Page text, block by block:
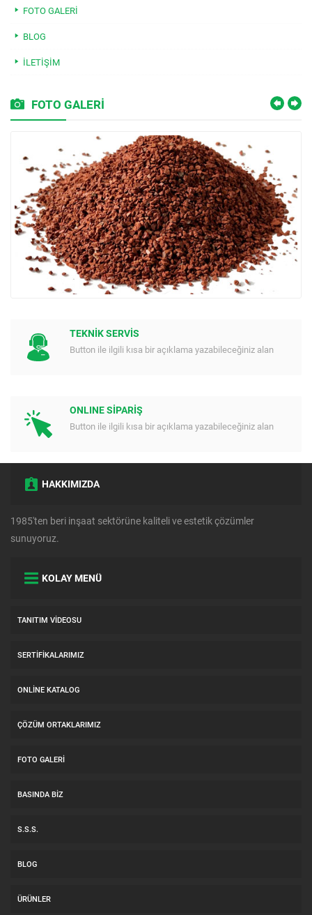
FOTO GALERI
BLOG
İLETIŞIM
FOTO GALERİ
TEKNİK SERVİS
Button ile ilgili kısa bir açıklama yazabileceğiniz alan
ONLINE SİPARİŞ
Button ile ilgili kısa bir açıklama yazabileceğiniz alan
HAKKIMIZDA
1985'ten beri inşaat sektörüne kaliteli ve estetik çözümler
sunuyoruz.
KOLAY MENÜ
TANITIM VIDEOSU
SERTIFIKALARIMIZ
ONLINE KATALOG
ÇÖZÜM ORTAKLARIMIZ
FOTO GALERI
BASINDA BIZ
S.S.S.
BLOG
ÜRÜNLER